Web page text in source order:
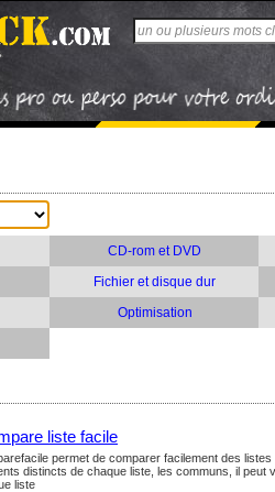
CD-rom et DVD
Fichier et disque dur
Optimisation
liste facile
permet de comparer facilement des
distincts de chaque liste, les communs, il peut
liste